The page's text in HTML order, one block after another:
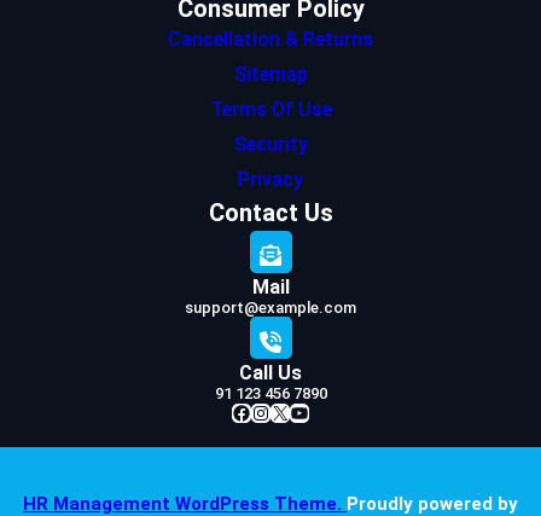
Consumer Policy
Cancellation & Returns
Sitemap
Terms Of Use
Security
Privacy
Contact Us
Mail
support@example.com
Call Us
91 123 456 7890
Facebook InstagramX YouTube
HR Management WordPress Theme. Proudly powered by